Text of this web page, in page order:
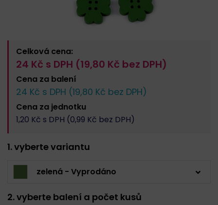
Celková cena:
24 Kč s DPH (19,80 Kč bez DPH)
Cena za balení
24 Kč s DPH (19,80 Kč bez DPH)
Cena za jednotku
1,20 Kč s DPH (0,99 Kč bez DPH)
1. vyberte variantu
zelená - Vyprodáno
2. vyberte balení a počet kusů